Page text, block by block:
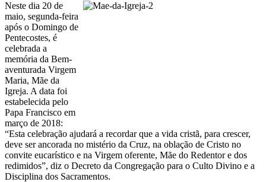
Neste dia 20 de
maio, segunda-feira
após o Domingo de
Pentecostes, é
celebrada a
memória da Bem-
aventurada Virgem
Maria, Mãe da
Igreja. A data foi
estabelecida pelo
Papa Francisco em
março de 2018:
“Esta celebração ajudará a recordar que a vida cristã, para crescer,
deve ser ancorada no mistério da Cruz, na oblação de Cristo no
convite eucarístico e na Virgem oferente, Mãe do Redentor e dos
redimidos”, diz o Decreto da Congregação para o Culto Divino e a
Disciplina dos Sacramentos.